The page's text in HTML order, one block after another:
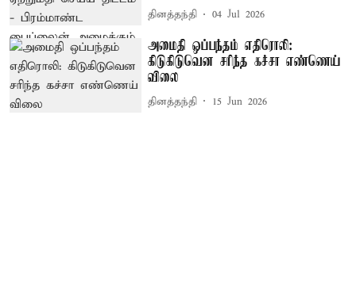
தினத்தந்தி 04 Jul 2026
அமைதி ஒப்பந்தம் எதிரொலி:
கிடுகிடுவென சரிந்த கச்சா எண்ணெய்
விலை
தினத்தந்தி 15 Jun 2026